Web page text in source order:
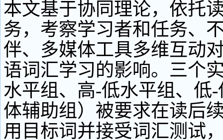
本文基于协同理论，依托
务，考察学习者和任务、
伴、多媒体工具多维互动
语词汇学习的影响。三个
水平组、高-低水平组、低
体辅助组）被要求在读后
用目标词并接受词汇测试